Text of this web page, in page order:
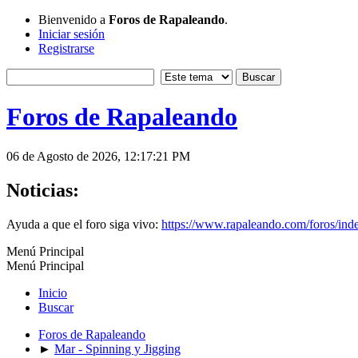
Bienvenido a Foros de Rapaleando.
Iniciar sesión
Registrarse
Foros de Rapaleando
06 de Agosto de 2026, 12:17:21 PM
Noticias:
Ayuda a que el foro siga vivo: https://www.rapaleando.com/foros/
Menú Principal
Menú Principal
Inicio
Buscar
Foros de Rapaleando
► Mar - Spinning y Jigging